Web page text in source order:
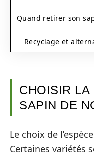
Quand retirer son
Recyclage et
CHOISIR LA
SAPIN DE
Le choix de
Certaines variétés